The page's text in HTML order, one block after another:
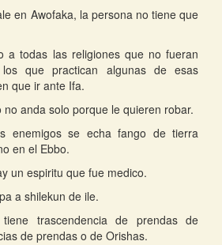
en Awofaka, la persona no tiene que
a todas las religiones que no fueran
que practican algunas de esas
que ir ante Ifa.
no anda solo porque le quieren robar.
enemigos se echa fango de tierra
en el Ebbo.
un espiritu que fue medico.
a shilekun de ile.
trascendencia de prendas de
de prendas o de Orishas.